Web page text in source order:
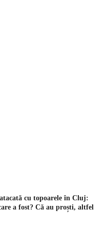
cu topoarele în Cluj:
a fost? Că au proști, altfel